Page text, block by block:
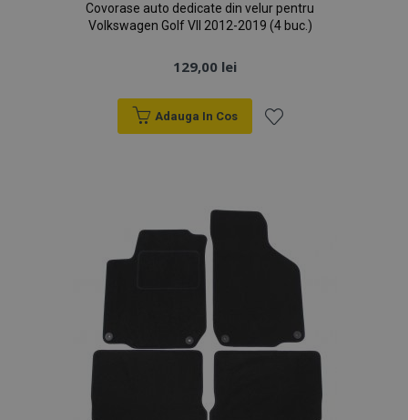
Covorase auto dedicate din velur pentru
Volkswagen Golf VII 2012-2019 (4 buc.)
129,00 lei
Adauga In Cos
Dorințe